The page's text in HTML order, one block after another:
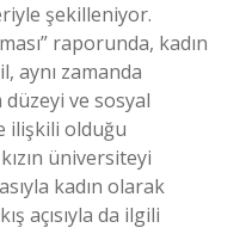
şekilleniyor.
raporunda, kadın
aynı zamanda
düzeyi ve sosyal
ilişkili olduğu
üniversiteyi
kadın olarak
açısıyla da ilgili